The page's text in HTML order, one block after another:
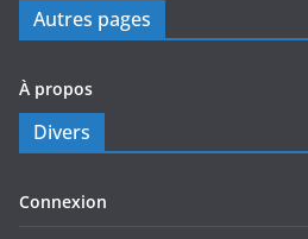
Autres pages
À propos
Divers
Connexion